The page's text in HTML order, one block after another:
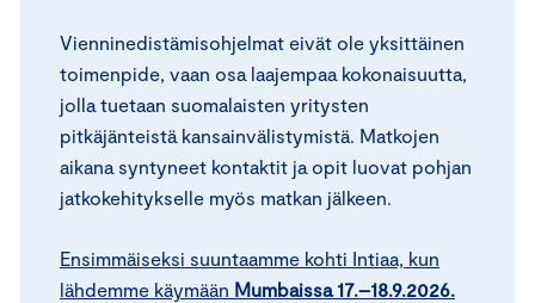
Vienninedistämisohjelmat eivät ole yksittäinen
toimenpide, vaan osa laajempaa kokonaisuutta,
jolla tuetaan suomalaisten yritysten
pitkäjänteistä kansainvälistymistä. Matkojen
aikana syntyneet kontaktit ja opit luovat pohjan
jatkokehitykselle myös matkan jälkeen.
Ensimmäiseksi suuntaamme kohti Intiaa, kun
lähdemme käymään Mumbaissa 17.–18.9.2026.